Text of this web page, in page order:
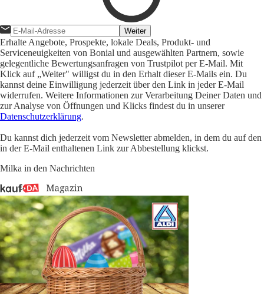
Weiter
Erhalte Angebote, Prospekte, lokale Deals, Produkt- und
Serviceneuigkeiten von Bonial und ausgewählten Partnern, sowie
gelegentliche Bewertungsanfragen von Trustpilot per E-Mail. Mit
Klick auf „Weiter" willigst du in den Erhalt dieser E-Mails ein. Du
kannst deine Einwilligung jederzeit über den Link in jeder E-Mail
widerrufen. Weitere Informationen zur Verarbeitung Deiner Daten und
zur Analyse von Öffnungen und Klicks findest du in unserer
Datenschutzerklärung.
Du kannst dich jederzeit vom Newsletter abmelden, in dem du auf den
in der E-Mail enthaltenen Link zur Abbestellung klickst.
Milka in den Nachrichten